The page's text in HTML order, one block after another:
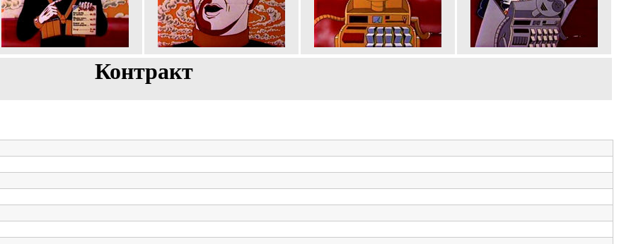
Контракт